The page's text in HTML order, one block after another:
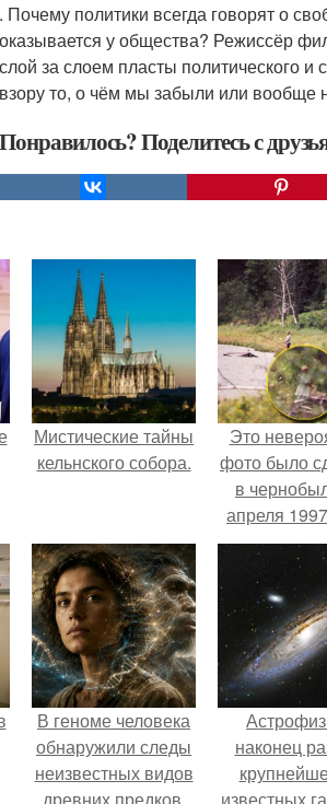
. Почему политики всегда говорят о
оказывается у общества? Режиссёр
слой за слоем пласты политического
взору то, о чём мы забыли или вообще
Понравилось? Поделитесь с
Мистические тайны
кельнского собора.
Это
фото было
в
апреля
В геноме человека
обнаружили следы
неизвестных видов
наконец